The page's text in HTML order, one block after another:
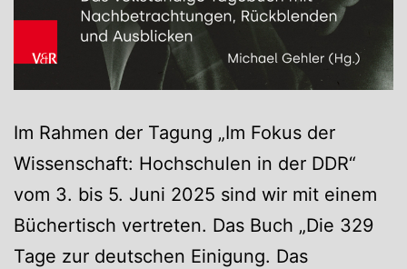
Im Rahmen der Tagung „Im Fokus der
Wissenschaft: Hochschulen in der DDR“
vom 3. bis 5. Juni 2025 sind wir mit einem
Büchertisch vertreten. Das Buch „Die 329
Tage zur deutschen Einigung. Das